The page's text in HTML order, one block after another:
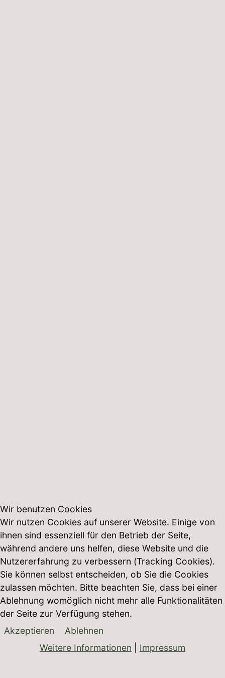
Wir benutzen Cookies
Wir nutzen Cookies auf unserer Website. Einige von
ihnen sind essenziell für den Betrieb der Seite,
während andere uns helfen, diese Website und die
Nutzererfahrung zu verbessern (Tracking Cookies).
Sie können selbst entscheiden, ob Sie die Cookies
zulassen möchten. Bitte beachten Sie, dass bei einer
Ablehnung womöglich nicht mehr alle Funktionalitäten
der Seite zur Verfügung stehen.
Akzeptieren
Ablehnen
Weitere Informationen
Impressum